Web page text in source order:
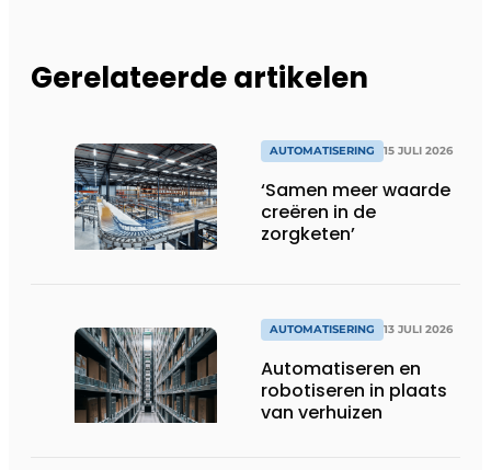
Gerelateerde artikelen
AUTOMATISERING 15 JULI 2026
‘Samen meer waarde
creëren in de
zorgketen’
AUTOMATISERING 13 JULI 2026
Automatiseren en
robotiseren in plaats
van verhuizen